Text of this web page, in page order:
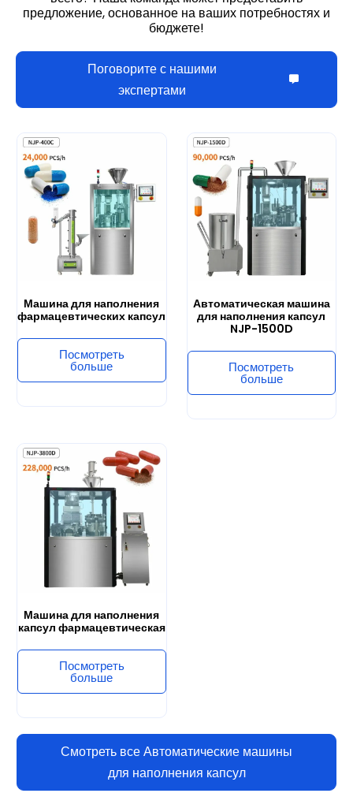
предложение, основанное на ваших потребностях и
бюджете!
Поговорите с нашими
экспертами
Машина для наполнения
фармацевтических капсул
Посмотреть
больше
Автоматическая машина
для наполнения капсул
NJP-1500D
Посмотреть
больше
Машина для наполнения
капсул фармацевтическая
Посмотреть
больше
Смотреть все Автоматические машины
для наполнения капсул